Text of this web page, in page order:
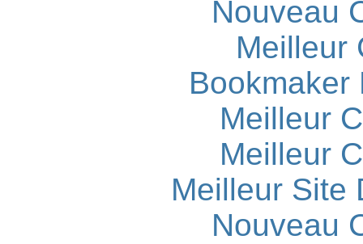
Nouveau
Meilleur
Bookmaker
Meilleur
Meilleur
Meilleur Site
Nouveau